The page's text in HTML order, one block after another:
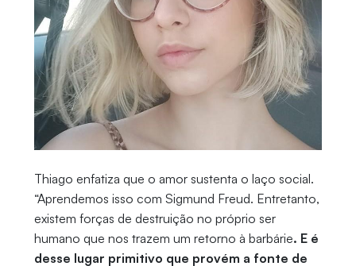
Thiago enfatiza que o amor sustenta o laço social.
“Aprendemos isso com Sigmund Freud. Entretanto,
existem forças de destruição no próprio ser
humano que nos trazem um retorno à barbárie. E é
desse lugar primitivo que provém a fonte de